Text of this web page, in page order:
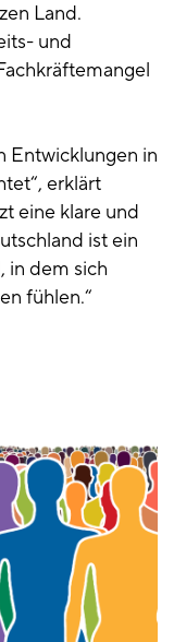
Land.
und
Entwicklungen in
erklärt
eine klare und
ist ein
in dem sich
fühlen.“